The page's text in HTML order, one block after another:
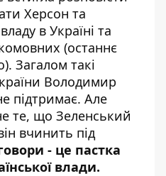
Херсон та
в Україні та
(останнє
Загалом такі
Володимир
підтримає. Але
те, що Зеленський
вчинить під
- це пастка
влади.